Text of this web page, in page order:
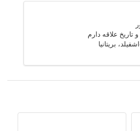
تاریخ علاقه دارم
بریتانیا